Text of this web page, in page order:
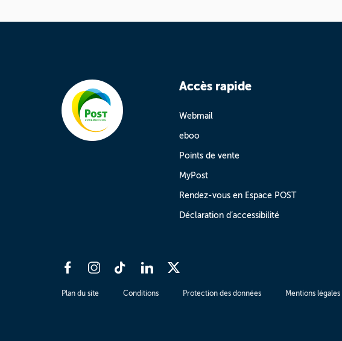
Accès rapide
Webmail
eboo
Points de vente
MyPost
Rendez-vous en Espace POST
Déclaration d’accessibilité
Plan du site Conditions Protection des données Mentions légales